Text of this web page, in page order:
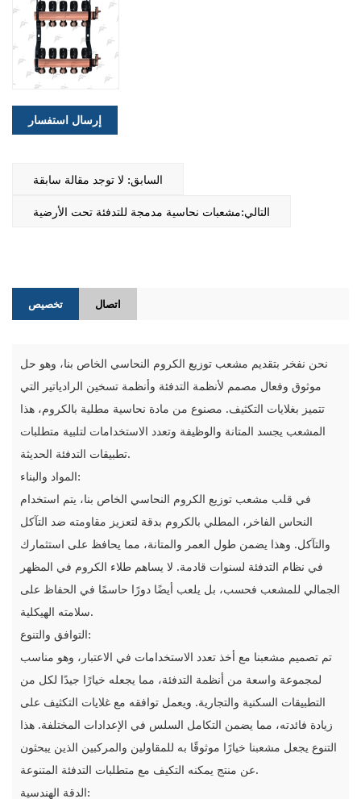
إرسال استفسار
السابق: لا توجد مقالة سابقة
التالي:مشعبات نحاسية مدمجة للتدفئة تحت الأرضية
تخصيص اتصال
نحن نفخر بتقديم مشعب توزيع الكروم النحاسي الخاص بنا، وهو حل
موثوق وفعال مصمم لأنظمة التدفئة وأنظمة تسخين الرادياتير التي
تتميز بغلايات التكثيف. مصنوع من مادة نحاسية مطلية بالكروم، هذا
المشعب يجسد المتانة والوظيفة وتعدد الاستخدامات لتلبية متطلبات
تطبيقات التدفئة الحديثة.
المواد والبناء:
في قلب مشعب توزيع الكروم النحاسي الخاص بنا، يتم استخدام
النحاس الفاخر، المطلي بالكروم بدقة لتعزيز مقاومته ضد التآكل
والتآكل. وهذا يضمن طول العمر والمتانة، مما يحافظ على استثمارك
في نظام التدفئة لسنوات قادمة. لا يساهم طلاء الكروم في المظهر
الجمالي للمشعب فحسب، بل يلعب أيضًا دورًا حاسمًا في الحفاظ على
سلامته الهيكلية.
التوافق والتنوع:
تم تصميم مشعبنا مع أخذ تعدد الاستخدامات في الاعتبار، وهو مناسب
لمجموعة واسعة من أنظمة التدفئة، مما يجعله خيارًا جيدًا لكل من
التطبيقات السكنية والتجارية. ويعمل توافقه مع غلايات التكثيف على
زيادة فائدته، مما يضمن التكامل السلس في الإعدادات المختلفة. هذا
التنوع يجعل مشعبنا خيارًا موثوقًا به للمقاولين والمركبين الذين يبحثون
عن منتج يمكنه التكيف مع متطلبات التدفئة المتنوعة.
الدقة الهندسية: